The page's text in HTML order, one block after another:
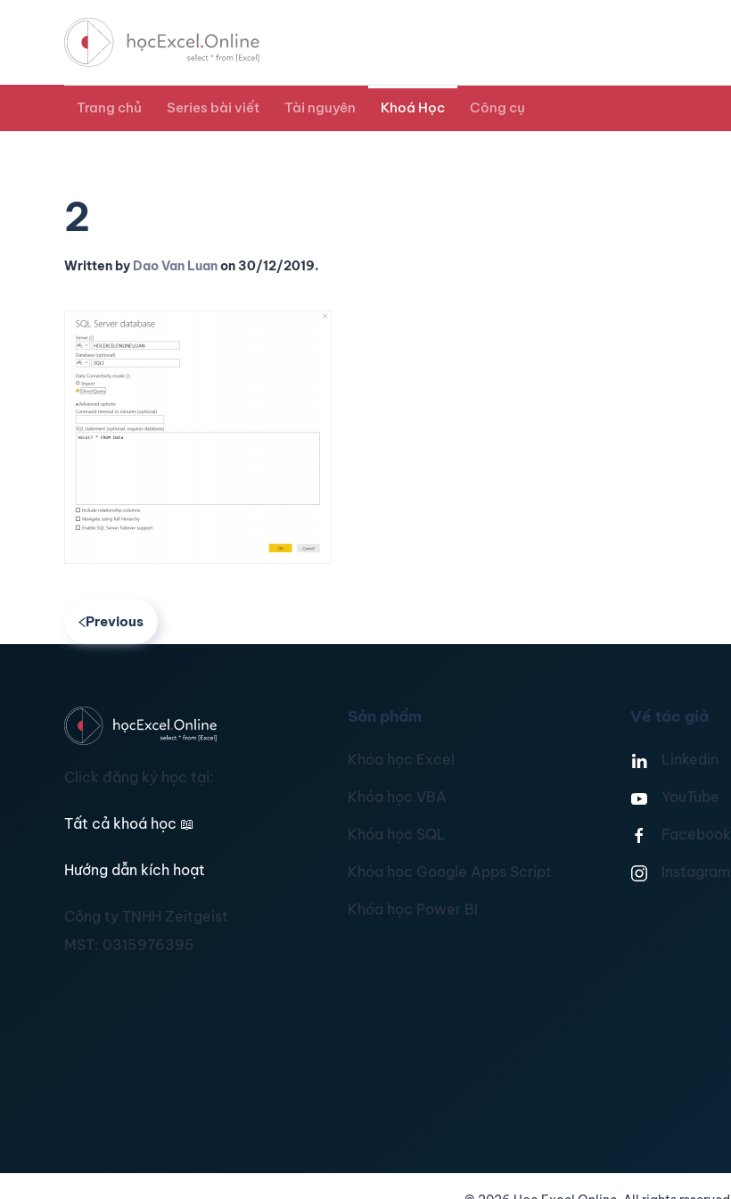
Trang chủ Series bài viết Tài nguyên Khoá Học Công cụ
2
Written by Dao Van Luanon 30/12/2019.
Previous
Click đăng ký học tại:
Tất cả khoá học 📖
Hướng dẫn kích hoạt
Công ty TNHH Zeitgeist
MST: 0315976395
Sản phẩm
Khóa học Excel
Khóa học VBA
Khóa học SQL
Khóa học Google Apps Script
Khóa học Power BI
Về tác giả
Linkedin
YouTube
Facebook
Instagram